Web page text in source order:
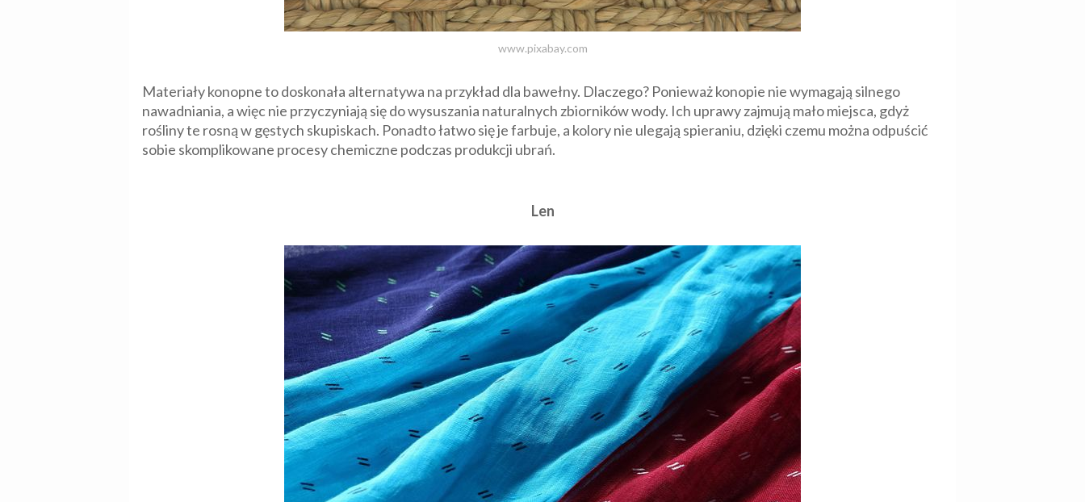
www.pixabay.com
Materiały konopne to doskonała alternatywa na przykład dla bawełny. Dlaczego? Ponieważ konopie nie wymagają silnego
nawadniania, a więc nie przyczyniają się do wysuszania naturalnych zbiorników wody. Ich uprawy zajmują mało miejsca, gdyż
rośliny te rosną w gęstych skupiskach. Ponadto łatwo się je farbuje, a kolory nie ulegają spieraniu, dzięki czemu można odpuścić
sobie skomplikowane procesy chemiczne podczas produkcji ubrań.
Len